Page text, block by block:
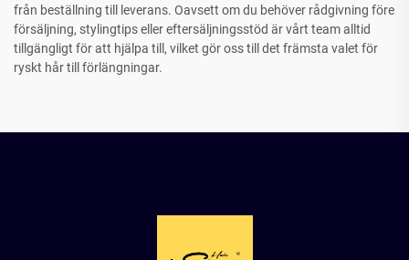
från beställning till leverans. Oavsett om du behöver rådgivning före
försäljning, stylingtips eller eftersäljningsstöd är vårt team alltid
tillgängligt för att hjälpa till, vilket gör oss till det främsta valet för
ryskt hår till förlängningar.